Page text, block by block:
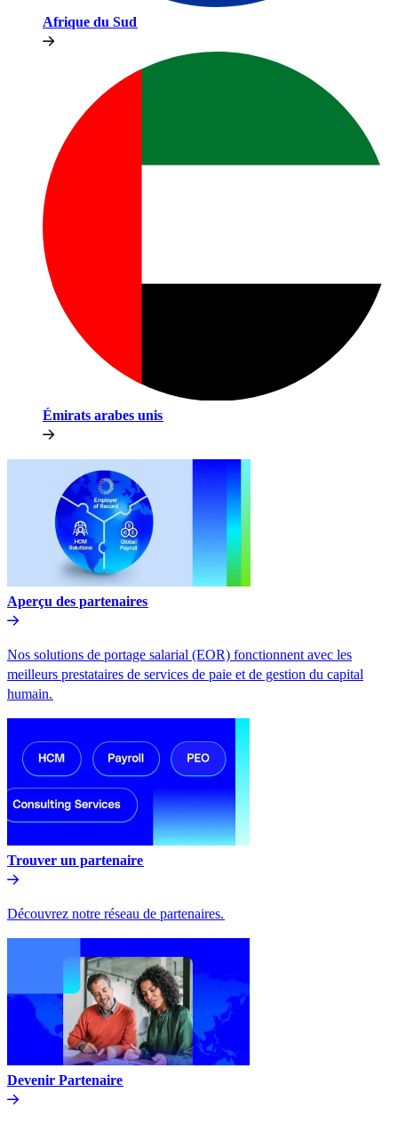
Afrique du Sud​​
Émirats arabes unis​​
Aperçu des partenaires​​
Nos solutions de portage salarial (EOR) fonctionnent avec les
meilleurs prestataires de services de paie et de gestion du capital
humain.​​
Trouver un partenaire​​
Découvrez notre réseau de partenaires.​​
Devenir Partenaire​​